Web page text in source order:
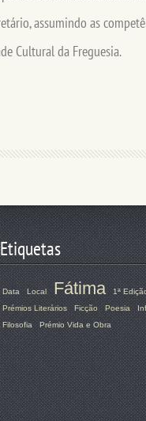
assumindo as
Cultural da Freguesia.
Etiquetas
Data Local Fátima 1ª
Prémios Literários
Ficção Poesia
Filosofia
Prémio Vida e Obra